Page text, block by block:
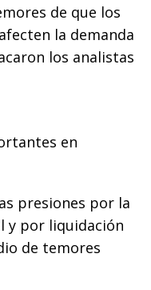
de que los
la demanda
los analistas
en
presiones por la
y por liquidación
de temores